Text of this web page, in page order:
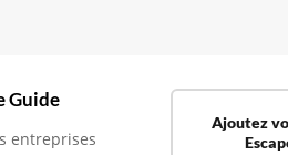
Guide
entreprises
Ajoutez